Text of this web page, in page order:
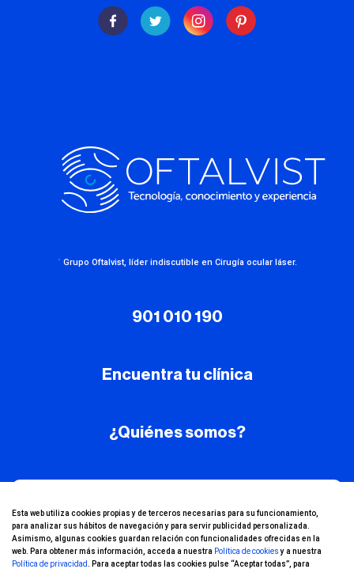
· Grupo Oftalvist, líder indiscutible en Cirugía ocular láser.
901 010 190
Encuentra tu clínica
¿Quiénes somos?
¡Conoce nuestro
canal de YouTube!
Esta web utiliza cookies propias y de terceros necesarias para su funcionamiento,
para analizar sus hábitos de navegación y para servir publicidad personalizada.
Asimismo, algunas cookies guardan relación con funcionalidades ofrecidas en la
web. Para obtener más información, acceda a nuestra Política de cookiesy a nuestra
Política de privacidad
. Para aceptar todas las cookies pulse “Aceptar todas”, para